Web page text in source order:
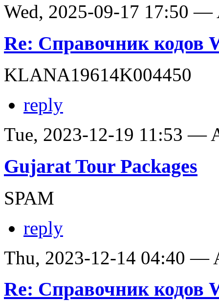
Wed, 2025-09-17 17:50 —
Re: Справочник кодов
KLANA19614K004450
reply
Tue, 2023-12-19 11:53 —
Gujarat Tour Packages
SPAM
reply
Thu, 2023-12-14 04:40 —
Re: Справочник кодов